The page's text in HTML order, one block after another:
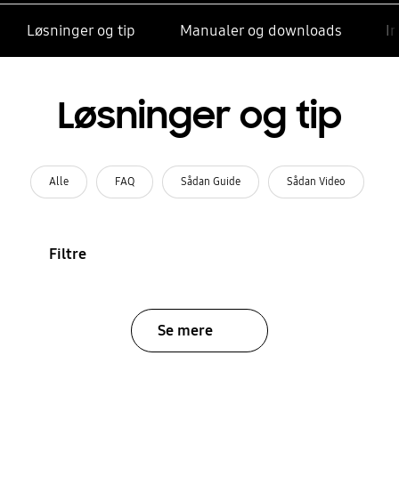
Løsninger og tip Manualer og downloads
Løsninger og tip
Alle FAQ Sådan Guide Sådan Video
Filtre
Se mere